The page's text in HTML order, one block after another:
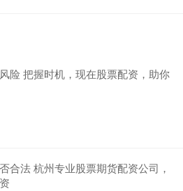
险 把握时机，现在股票配资，助你
合法 杭州专业股票期货配资公司，